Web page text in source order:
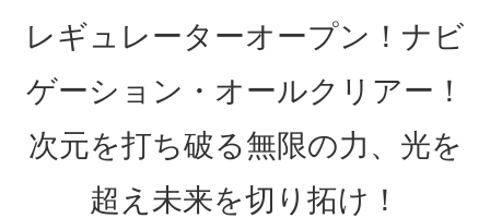
レギュレーターオープン！ナビ
ゲーション・オールクリアー！
次元を打ち破る無限の力、光を
超え未来を切り拓け！